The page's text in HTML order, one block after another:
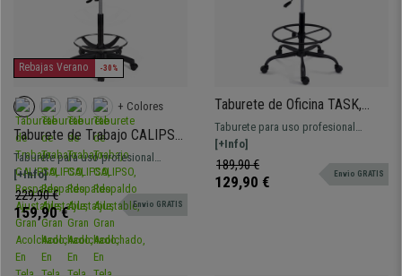
Rebajas Verano -30%
+ Colores
Taburete de Trabajo CALIPSO,
Respaldo Ajustable, Gran
Acolchado, En Tela Negro
Taburete para uso profesional
tapizado en tela. Ajustable, con
reposapiés, resistente y confortable.
[+Info]
229,90 €
159,90 € Envio GRATIS
Taburete de Oficina TASK,
Brazos Abatibles, Reposapiés
Ajustable, Soporte Lumbar,
Malla Negra
Taburete para uso profesional
tapizado en malla. Ajustable, con
reposapiés regulable, resistente y
confortable.
[+Info]
189,90 €
129,90 € Envio GRATIS